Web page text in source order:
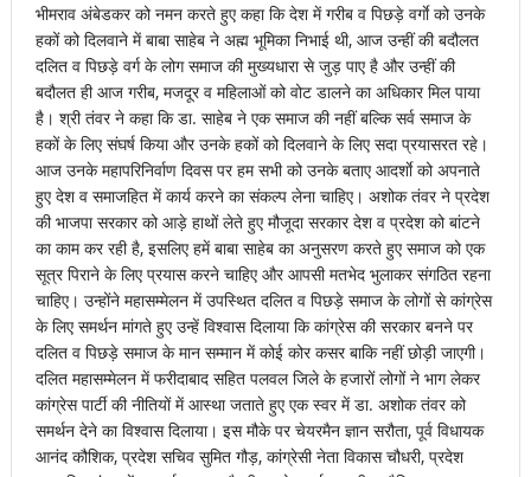
भीमराव अंबेडकर को नमन करते हुए कहा कि देश में गरीब व पिछड़े वर्गाे को उनके
हकों को दिलवाने में बाबा साहेब ने अह्म भूमिका निभाई थी, आज उन्हीं की बदौलत
दलित व पिछड़े वर्ग के लोग समाज की मुख्यधारा से जुड़ पाए है और उन्हीं की
बदौलत ही आज गरीब, मजदूर व महिलाओं को वोट डालने का अधिकार मिल पाया
है। श्री तंवर ने कहा कि डा. साहेब ने एक समाज की नहीं बल्कि सर्व समाज के
हकों के लिए संघर्ष किया और उनके हकों को दिलवाने के लिए सदा प्रयासरत रहे।
आज उनके महापरिनिर्वाण दिवस पर हम सभी को उनके बताए आदर्शाे को अपनाते
हुए देश व समाजहित में कार्य करने का संकल्प लेना चाहिए। अशोक तंवर ने प्रदेश
की भाजपा सरकार को आड़े हाथों लेते हुए मौजूदा सरकार देश व प्रदेश को बांटने
का काम कर रही है, इसलिए हमें बाबा साहेब का अनुसरण करते हुए समाज को एक
सूत्र पिराने के लिए प्रयास करने चाहिए और आपसी मतभेद भुलाकर संगठित रहना
चाहिए। उन्होंने महासम्मेलन में उपस्थित दलित व पिछड़े समाज के लोगों से कांग्रेस
के लिए समर्थन मांगते हुए उन्हें विश्वास दिलाया कि कांग्रेस की सरकार बनने पर
दलित व पिछड़े समाज के मान सम्मान में कोई कोर कसर बाकि नहीं छोड़ी जाएगी।
दलित महासम्मेलन में फरीदाबाद सहित पलवल जिले के हजारों लोगों ने भाग लेकर
कांग्रेस पार्टी की नीतियों में आस्था जताते हुए एक स्वर में डा. अशोक तंवर को
समर्थन देने का विश्वास दिलाया। इस मौके पर चेयरमैन ज्ञान सरौता, पूर्व विधायक
आनंद कौशिक, प्रदेश सचिव सुमित गौड़, कांग्रेसी नेता विकास चौधरी, प्रदेश